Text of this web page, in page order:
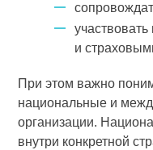
и
При этом важно
национальные и
организации.
внутри конкретной